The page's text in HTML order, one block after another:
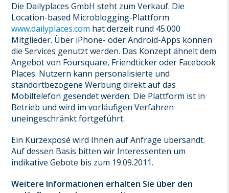
Die Dailyplaces GmbH steht zum Verkauf. Die
Location-based Microblogging-Plattform
www.dailyplaces.com hat derzeit rund 45.000
Mitglieder. Über iPhone- oder Android-Apps können
die Services genutzt werden. Das Konzept ähnelt dem
Angebot von Foursquare, Friendticker oder Facebook
Places. Nutzern kann personalisierte und
standortbezogene Werbung direkt auf das
Mobiltelefon gesendet werden. Die Plattform ist in
Betrieb und wird im vorläufigen Verfahren
uneingeschränkt fortgeführt.
Ein Kurzexposé wird Ihnen auf Anfrage übersandt.
Auf dessen Basis bitten wir Interessenten um
indikative Gebote bis zum 19.09.2011.
Weitere Informationen erhalten Sie über den